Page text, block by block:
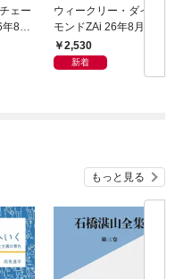
ェー
8月
ウィークリー・ダイヤ
モンドZAi 26年8月3日
号2,530
新着
もっと見る